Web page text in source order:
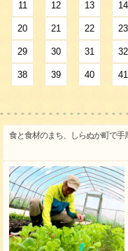
11 12 13 14
20 21 22 23
29 30 31 32
38 39 40 41
食と食材のまち、しらぬか町で